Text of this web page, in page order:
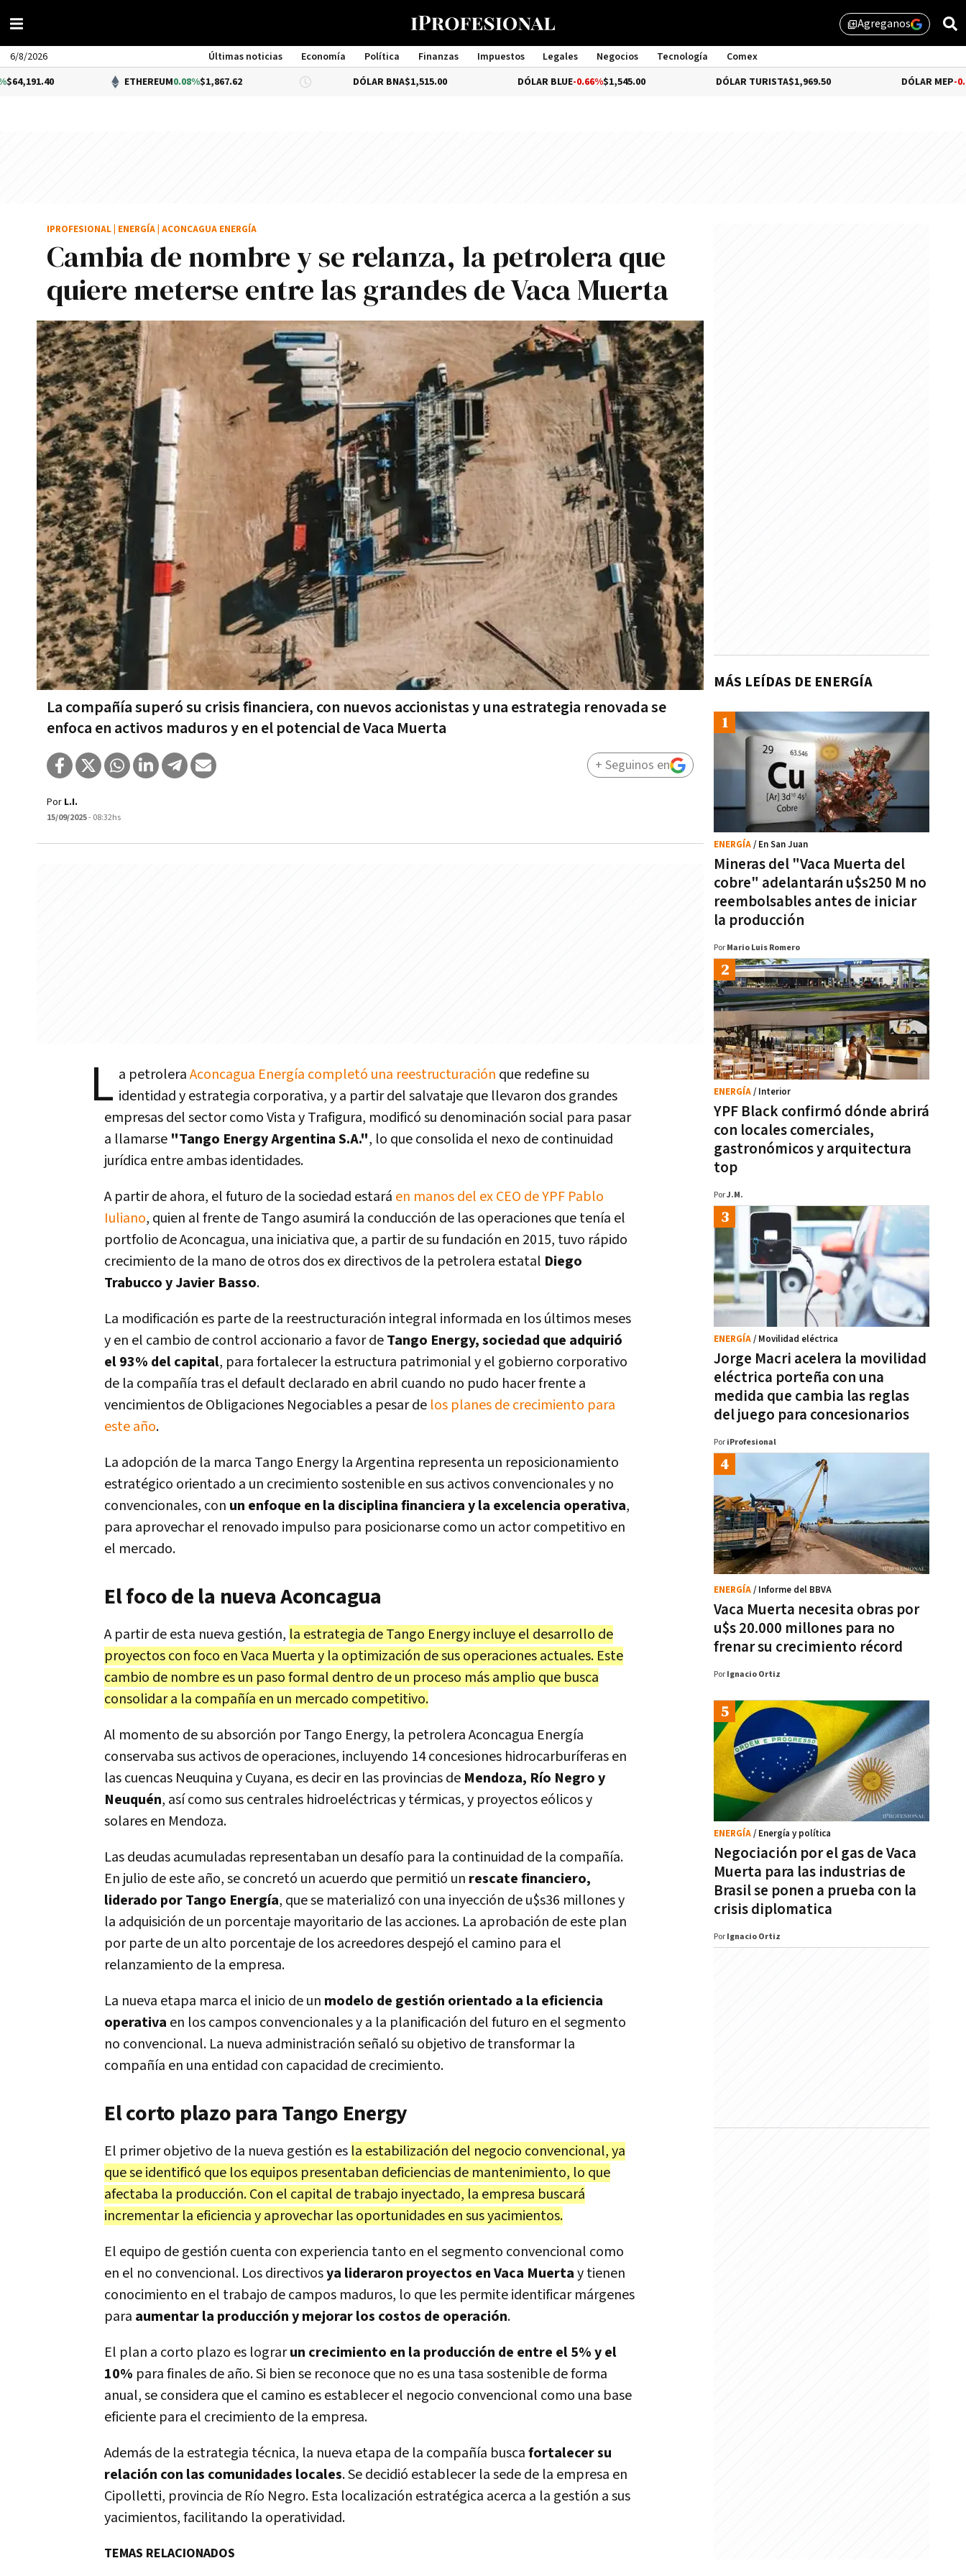
library_addAgreganos
6/8/2026 Últimas noticias Economía Política Finanzas Impuestos Legales Negocios Tecnología
Comex
Management
ETHEREUM 0.08%$1,867.62 DÓLAR BNA $1,515.00 DÓLAR BLUE-0.66% $1,545.00 DÓLAR TURISTA$1,969.50 -0.42%
Cambia de nombre y se relanza, la petrolera que
quiere meterse entre las grandes de Vaca Muerta
La compañía superó su crisis financiera, con nuevos accionistas y una estrategia renovada se
enfoca en activos maduros y en el potencial de Vaca Muerta
IPROFESIONAL ENERGÍA ACONCAGUA ENERGÍA
Por L.I.
15/09/2025- 08:32hs
+ Seguinos en
L a petroleraAconcagua Energía completó una reestructuración que redefine su
identidad y estrategia corporativa, y a partir del salvataje que llevaron dos grandes
empresas del sector como Vista y Trafigura, modificó su denominación social para pasar
a llamarse "Tango Energy Argentina S.A.", lo que consolida el nexo de continuidad
jurídica entre ambas identidades.
A partir de ahora, el futuro de la sociedad estará en manos del ex CEO de YPF Pablo
Iuliano, quien al frente de Tango asumirá la conducción de las operaciones que tenía el
portfolio de Aconcagua, una iniciativa que, a partir de su fundación en 2015, tuvo rápido
crecimiento de la mano de otros dos ex directivos de la petrolera estatal Diego
Trabucco y Javier Basso.
La modificación es parte de la reestructuración integral informada en los últimos meses
y en el cambio de control accionario a favor deTango Energy, sociedad que adquirió
el 93% del capital, para fortalecer la estructura patrimonial y el gobierno corporativo
de la compañía tras el default declarado en abril cuando no pudo hacer frente a
vencimientos de Obligaciones Negociables a pesar de los planes de crecimiento para
este año.
La adopción de la marca Tango Energy la Argentina representa un reposicionamiento
estratégico orientado a un crecimiento sostenible en sus activos convencionales y no
convencionales, con un enfoque en la disciplina financiera y la excelencia operativa,
para aprovechar el renovado impulso para posicionarse como un actor competitivo en
el mercado.
El foco de la nueva Aconcagua
A partir de esta nueva gestión, la estrategia de Tango Energy incluye el desarrollo de
proyectos con foco en Vaca Muerta y la optimización de sus operaciones actuales. Este
cambio de nombre es un paso formal dentro de un proceso más amplio que busca
consolidar a la compañía en un mercado competitivo.
Al momento de su absorción por Tango Energy, la petrolera Aconcagua Energía
conservaba sus activos de operaciones, incluyendo 14 concesiones hidrocarburíferas en
las cuencas Neuquina y Cuyana, es decir en las provincias de Mendoza, Río Negro y
Neuquén, así como sus centrales hidroeléctricas y térmicas, y proyectos eólicos y
solares en Mendoza.
Las deudas acumuladas representaban un desafío para la continuidad de la compañía.
En julio de este año, se concretó un acuerdo que permitió un rescate financiero,
liderado por Tango Energía, que se materializó con una inyección de u$s36 millones y
la adquisición de un porcentaje mayoritario de las acciones. La aprobación de este plan
por parte de un alto porcentaje de los acreedores despejó el camino para el
relanzamiento de la empresa.
La nueva etapa marca el inicio de un modelo de gestión orientado a la eficiencia
operativa en los campos convencionales y a la planificación del futuro en el segmento
no convencional. La nueva administración señaló su objetivo de transformar la
compañía en una entidad con capacidad de crecimiento.
El corto plazo para Tango Energy
El primer objetivo de la nueva gestión es la estabilización del negocio convencional, ya
que se identificó que los equipos presentaban deficiencias de mantenimiento, lo que
afectaba la producción. Con el capital de trabajo inyectado, la empresa buscará
incrementar la eficiencia y aprovechar las oportunidades en sus yacimientos.
El equipo de gestión cuenta con experiencia tanto en el segmento convencional como
en el no convencional. Los directivosya lideraron proyectos en Vaca Muertay tienen
conocimiento en el trabajo de campos maduros, lo que les permite identificar márgenes
para aumentar la producción y mejorar los costos de operación.
El plan a corto plazo es lograrun crecimiento en la producción de entre el 5% y el
10% para finales de año. Si bien se reconoce que no es una tasa sostenible de forma
anual, se considera que el camino es establecer el negocio convencional como una base
eficiente para el crecimiento de la empresa.
Además de la estrategia técnica, la nueva etapa de la compañía buscafortalecer su
relación con las comunidades locales. Se decidió establecer la sede de la empresa en
Cipolletti, provincia de Río Negro. Esta localización estratégica acerca a la gestión a sus
yacimientos, facilitando la operatividad.
TEMAS RELACIONADOS
MÁS LEÍDAS DE ENERGÍA
Mineras del "Vaca Muerta del
cobre" adelantarán u$s250 M no
reembolsables antes de iniciar
la producción
ENERGÍA/ En San Juan
Por Mario Luis Romero
YPF Black confirmó dónde abrirá
con locales comerciales,
gastronómicos y arquitectura
top
ENERGÍA/ Interior
PorJ.M.
Jorge Macri acelera la movilidad
eléctrica porteña con una
medida que cambia las reglas
del juego para concesionarios
ENERGÍA/ Movilidad eléctrica
Por iProfesional
Vaca Muerta necesita obras por
u$s 20.000 millones para no
frenar su crecimiento récord
ENERGÍA/ Informe del BBVA
Por Ignacio Ortiz
Negociación por el gas de Vaca
Muerta para las industrias de
Brasil se ponen a prueba con la
crisis diplomatica
ENERGÍA/ Energía y política
Por Ignacio Ortiz